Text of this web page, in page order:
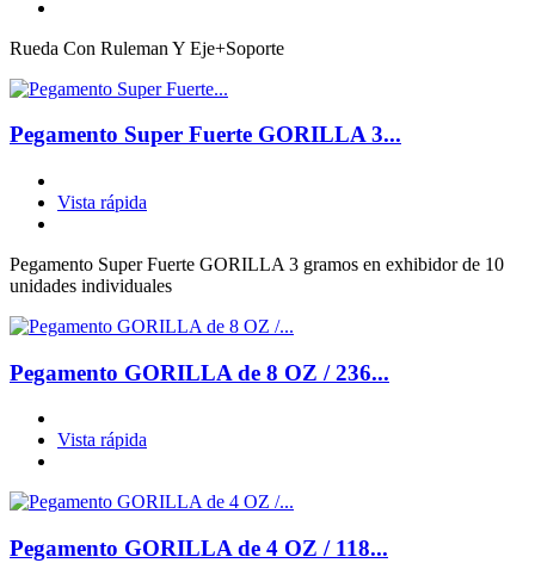
Rueda Con Ruleman Y Eje+Soporte
Pegamento Super Fuerte GORILLA 3...
Vista rápida
Pegamento Super Fuerte GORILLA 3 gramos en exhibidor de 10
unidades individuales
Pegamento GORILLA de 8 OZ / 236...
Vista rápida
Pegamento GORILLA de 4 OZ / 118...